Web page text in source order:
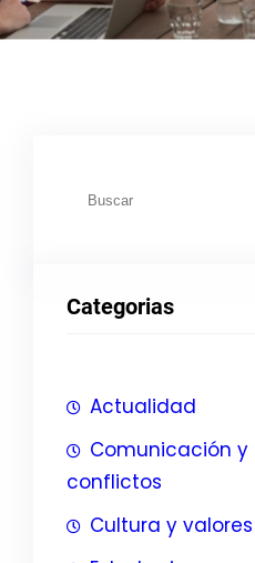
a
Categorias
Actualidad
Comunicación y
conflictos
Cultura y valores